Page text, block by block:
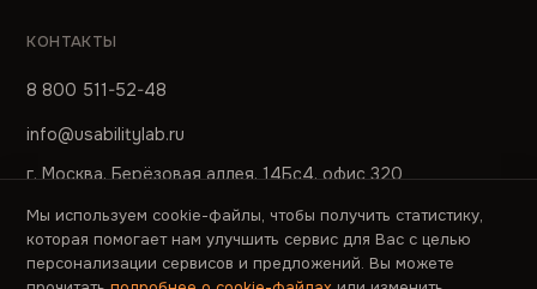
КОНТАКТЫ
8 800 511-52-48
info@usabilitylab.ru
г. Москва, Берёзовая аллея, 14Бс4, офис 320
ПРЕСС-СЛУЖБА
pr@usabilitylab.ru
Мы используем cookie-файлы, чтобы получить статистику,
которая помогает нам улучшить сервис для Вас с целью
персонализации сервисов и предложений. Вы можете